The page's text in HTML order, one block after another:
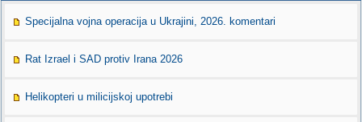
Specijalna vojna operacija u Ukrajini, 2026. komentari
Rat Izrael i SAD protiv Irana 2026
Helikopteri u milicijskoj upotrebi